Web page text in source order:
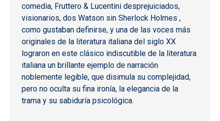
comedia, Fruttero & Lucentini desprejuiciados,
visionarios, dos Watson sin Sherlock Holmes ,
como gustaban definirse, y una de las voces más
originales de la literatura italiana del siglo XX
lograron en este clásico indiscutible de la literatura
italiana un brillante ejemplo de narración
noblemente legible, que disimula su complejidad,
pero no oculta su fina ironía, la elegancia de la
trama y su sabiduría psicológica.